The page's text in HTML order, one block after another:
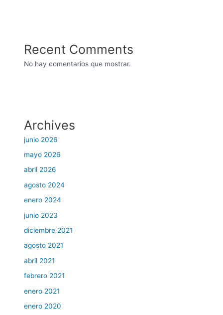
Recent Comments
No hay comentarios que mostrar.
Archives
junio 2026
mayo 2026
abril 2026
agosto 2024
enero 2024
junio 2023
diciembre 2021
agosto 2021
abril 2021
febrero 2021
enero 2021
enero 2020